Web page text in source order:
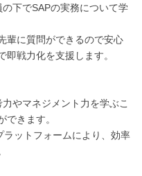
下でSAPの実務について学
輩に質問ができるので安心
戦力化を支援します。
やマネジメント力を学ぶこ
できます。
ットフォームにより、効率